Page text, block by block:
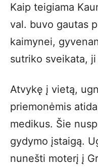
Kaip teigiama
val. buvo gautas
kaimynei,
sutriko sveikata,
Atvykę į vietą,
priemonėmis
medikus. Šie
gydymo įstaigą.
nunešti moterį į